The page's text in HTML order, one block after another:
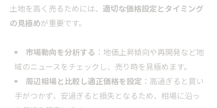
土地を高く売るためには、 適切な価格設定とタイミング
の見極めが重要です。
市場動向を分析する ：地価上昇傾向や再開発など地
域のニュースをチェックし、売り時を見極めます。
周辺相場と比較し適正価格を設定 ：高過ぎると買い
手がつかず、安過ぎると損失となるため、相場に沿っ